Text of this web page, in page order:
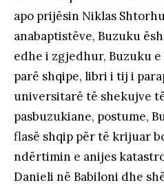
apo prijësin Niklas
anabaptistëve, Buzuku
edhe i zgjedhur, Buzuku
parë shqipe, libri i tij i
universitarë të shekujve
pasbuzukiane, postume,
flasë shqip për të krijuar
ndërtimin e anijes
Danieli në Babiloni dhe